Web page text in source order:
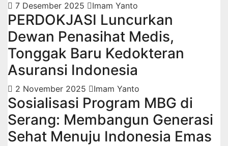
7 Desember 2025 Imam Yanto
PERDOKJASI Luncurkan
Dewan Penasihat Medis,
Tonggak Baru Kedokteran
Asuransi Indonesia
2 November 2025 Imam Yanto
Sosialisasi Program MBG di
Serang: Membangun Generasi
Sehat Menuju Indonesia Emas